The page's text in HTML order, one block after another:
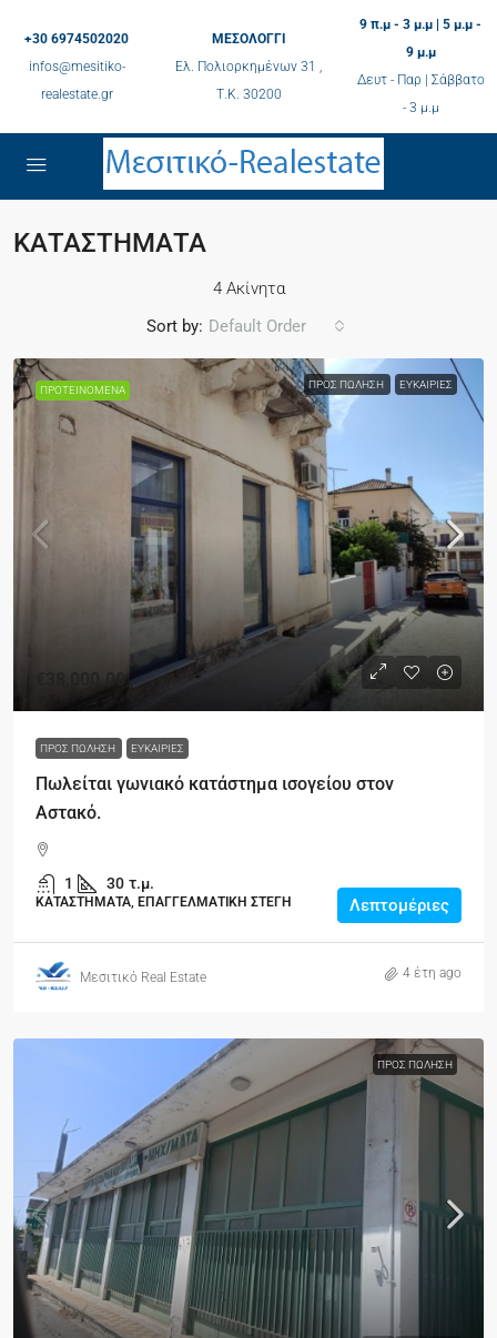
+30 6974502020
infos@mesitiko-
realestate.gr
ΜΕΣΟΛΟΓΓΙ
Ελ. Πολιορκημένων 31 ,
Τ.K. 30200
9 π.μ - 3 μ.μ | 5 μ.μ -
9 μ.μ
Δευτ - Παρ | Σάββατο
- 3 μ.μ
ΚΑΤΑΣΤΗΜΑΤΑ
4 Ακίνητα
Sort by: Default Order
ΠΡΟΤΕΙΝΌΜΕΝΑ ΠΡΟΣ ΠΏΛΗΣΗ ΕΥΚΑΙΡΊΕΣ
€38,000.00
ΠΡΟΣ ΠΏΛΗΣΗ ΕΥΚΑΙΡΊΕΣ
Πωλείται γωνιακό κατάστημα ισογείου στον
Αστακό.
1 30 τ.μ.
ΚΑΤΑΣΤΗΜΑΤΑ, ΕΠΑΓΓΕΛΜΑΤΙΚΗ ΣΤΕΓΗ Λεπτομέριες
Μεσιτικό Real Estate 4 έτη ago
ΠΡΟΣ ΠΏΛΗΣΗ